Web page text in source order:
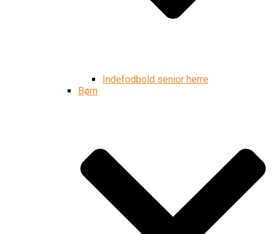
Indefodbold senior herre
Børn